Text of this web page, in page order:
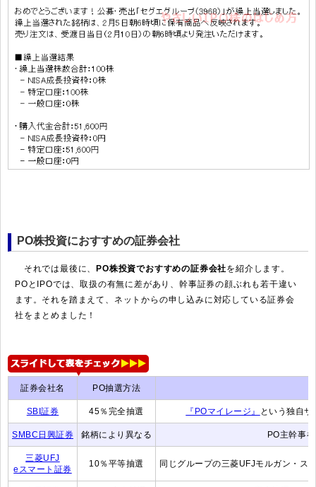
PO株投資におすすめの証券会社
それでは最後に、 PO株投資でおすすめの証券会社を紹介します。
POとIPOでは、取扱の有無に差があり、幹事証券の顔ぶれも若干違い
ます。それを踏まえて、ネットからの申し込みに対応している証券会
社をまとめました！
証券会社名 PO抽選方法
SBI証券 45％完全抽選 『POマイレージ』 という独自
SMBC日興証券 銘柄により異なる PO主幹事
三菱UFJ
eスマート証券
10％平等抽選 同じグループの三菱UFJモルガン・ス